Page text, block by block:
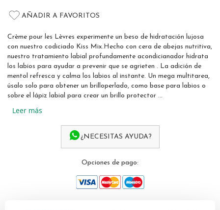
to
the
images
gallery
AÑADIR A FAVORITOS
Crème pour les Lèvres experimente un beso de hidratación lujosa
con nuestro codiciado Kiss Mix.Hecho con cera de abejas nutritiva,
nuestro tratamiento labial profundamente acondicianador hidrata
los labios para ayudar a prevenir que se agrieten . La adición de
mentol refresca y calma los labios al instante. Un mega multitarea,
úsalo solo para obtener un brilloperlado, como base para labios o
sobre el lápiz labial para crear un brillo protector ...
Leer más
¿NECESITAS AYUDA?
Opciones de pago: